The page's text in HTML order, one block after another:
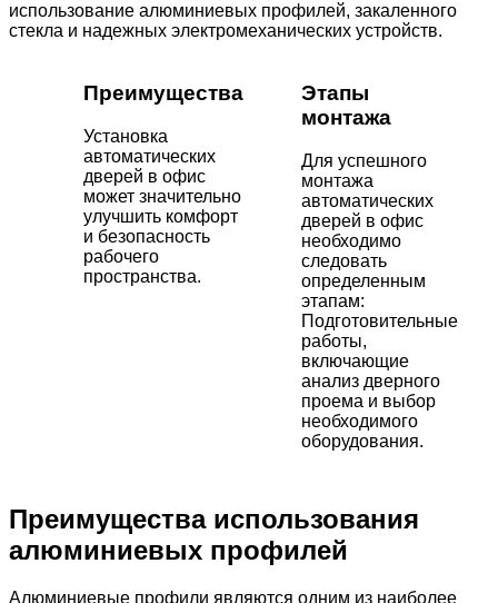
использование алюминиевых профилей, закаленного
стекла и надежных электромеханических устройств.
Преимущества
Установка
автоматических
дверей в офис
может значительно
улучшить комфорт
и безопасность
рабочего
пространства.
Этапы
монтажа
Для успешного
монтажа
автоматических
дверей в офис
необходимо
следовать
определенным
этапам:
Подготовительные
работы,
включающие
анализ дверного
проема и выбор
необходимого
оборудования.
Преимущества использования
алюминиевых профилей
Алюминиевые профили являются одним из наиболее